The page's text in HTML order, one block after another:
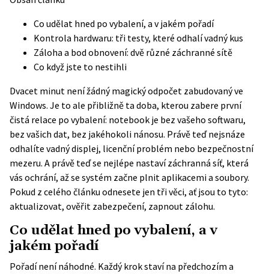
Co udělat hned po vybalení, a v jakém pořadí
Kontrola hardwaru: tři testy, které odhalí vadný kus
Záloha a bod obnovení: dvě různé záchranné sítě
Co když jste to nestihli
Dvacet minut není žádný magický odpočet zabudovaný ve
Windows. Je to ale přibližně ta doba, kterou zabere první
čistá relace po vybalení: notebook je bez vašeho softwaru,
bez vašich dat, bez jakéhokoli nánosu. Právě teď nejsnáze
odhalíte vadný displej, licenční problém nebo bezpečnostní
mezeru. A právě teď se nejlépe nastaví záchranná síť, která
vás ochrání, až se systém začne plnit aplikacemi a soubory.
Pokud z celého článku odnesete jen tři věci, ať jsou to tyto:
aktualizovat, ověřit zabezpečení, zapnout zálohu.
Co udělat hned po vybalení, a v
jakém pořadí
Pořadí není náhodné. Každý krok staví na předchozím a